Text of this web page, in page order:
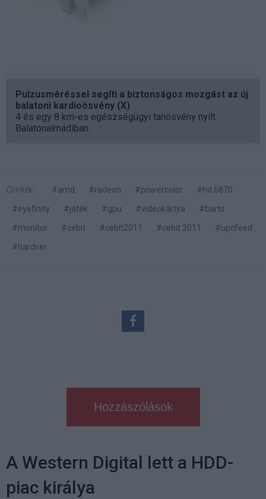
Pulzusméréssel segíti a biztonságos mozgást az új
balatoni kardioösvény (X)
4 és egy 8 km-es egészségügyi tanösvény nyílt
Balatonalmádiban.
Címkék: #amd #radeon #powercolor
#hd 6870
#eyefinity
#játék #gpu #videokártya
#barts
#monitor
#cebit #cebit2011 #cebit 2011
#upcfeed
#hardver
Hozzászólások
A Western Digital lett a HDD-
piac királya